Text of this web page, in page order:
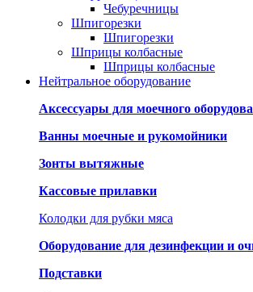
Чебуречницы
Шпигорезки
Шпигорезки
Шприцы колбасные
Шприцы колбасные
Нейтральное оборудование
Аксессуары для моечного
Ванны моечные и рукомойники
Зонты вытяжные
Кассовые прилавки
Колодки для рубки мяса
Оборудование для дезинфекции и
Подставки